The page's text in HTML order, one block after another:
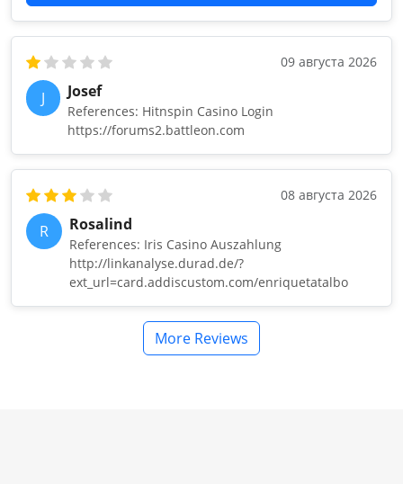
09 августа 2026
J Josef
References: Hitnspin Casino Login
https://forums2.battleon.com
08 августа 2026
R Rosalind
References: Iris Casino Auszahlung
http://linkanalyse.durad.de/?
ext_url=card.addiscustom.com/enriquetatalbo
More Reviews